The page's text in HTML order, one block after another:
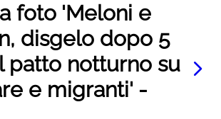
foto 'Meloni e
disgelo dopo 5
patto notturno su
e migranti' -